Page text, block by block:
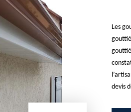
Les
devis